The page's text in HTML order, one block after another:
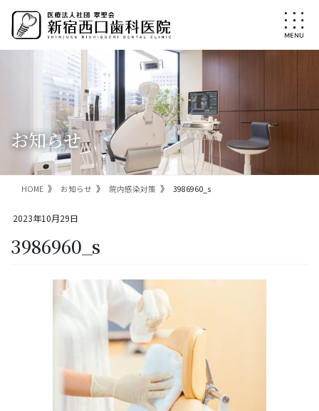
ン
ー
お知らせ
HOME お知らせ 院内感染対策 3986960_s
2023年10月29日
3986960_s